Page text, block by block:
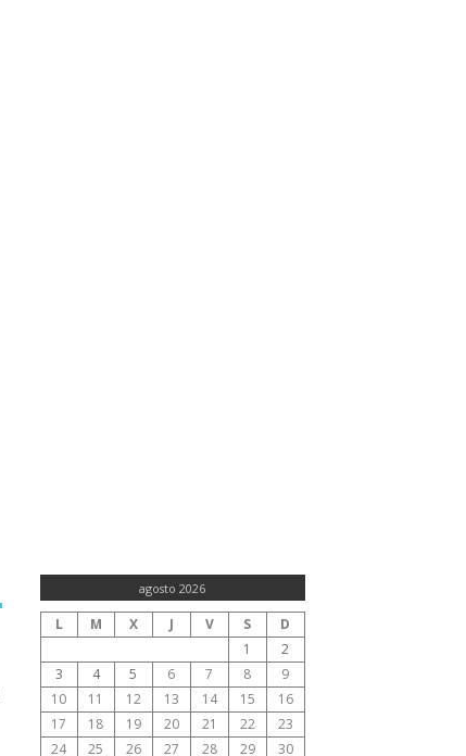
agosto 2026
L M X J V S
D
1
2
3
4 5 6 7 8
9
10
11 12 13 14 15
16
17
18 19 20 21 22
23
24
25 26 27 28 29 30